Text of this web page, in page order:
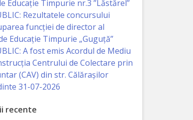
Educație Timpurie nr.3 ”Lăstărel”
Rezultatele concursului
funcției de director al
Educație Timpurie „Guguță”
A fost emis Acordul de Mediu
Centrului de Colectare prin
(CAV) din str. Călărașilor
31-07-2026
recente